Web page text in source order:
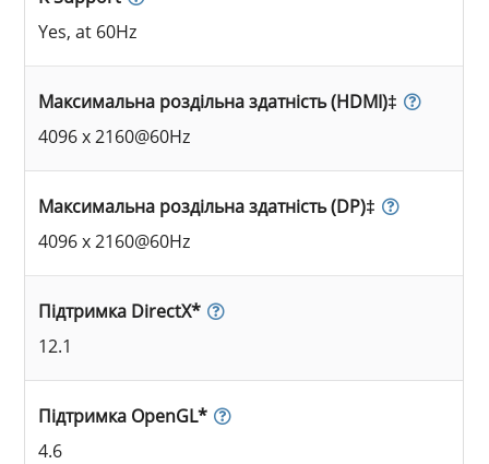
Yes, at 60Hz
Максимальна роздільна здатність (HDMI)‡
4096 x 2160@60Hz
Максимальна роздільна здатність (DP)‡
4096 x 2160@60Hz
Підтримка DirectX*
12.1
Підтримка OpenGL*
4.6